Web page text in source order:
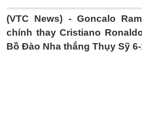
(VTC News) - Goncalo
chính thay Cristiano
Bồ Đào Nha thắng Thụy Sỹ 6-